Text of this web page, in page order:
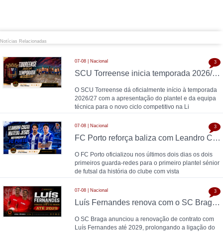
Notícias Relacionadas
07-08 | Nacional
SCU Torreense inicia temporada 2026/27: Naná comanda plantel jovem
O SCU Torreense dá oficialmente início à temporada
2026/27 com a apresentação do plantel e da equipa
técnica para o novo ciclo competitivo na Li
3
07-08 | Nacional
FC Porto reforça baliza com Leandro Costa e Mateus Jesus
O FC Porto oficializou nos últimos dois dias os dois
primeiros guarda-redes para o primeiro plantel sénior
de futsal da história do clube com vista
3
07-08 | Nacional
Luís Fernandes renova com o SC Braga até 2029
O SC Braga anunciou a renovação de contrato com
Luís Fernandes até 2029, prolongando a ligação do
3